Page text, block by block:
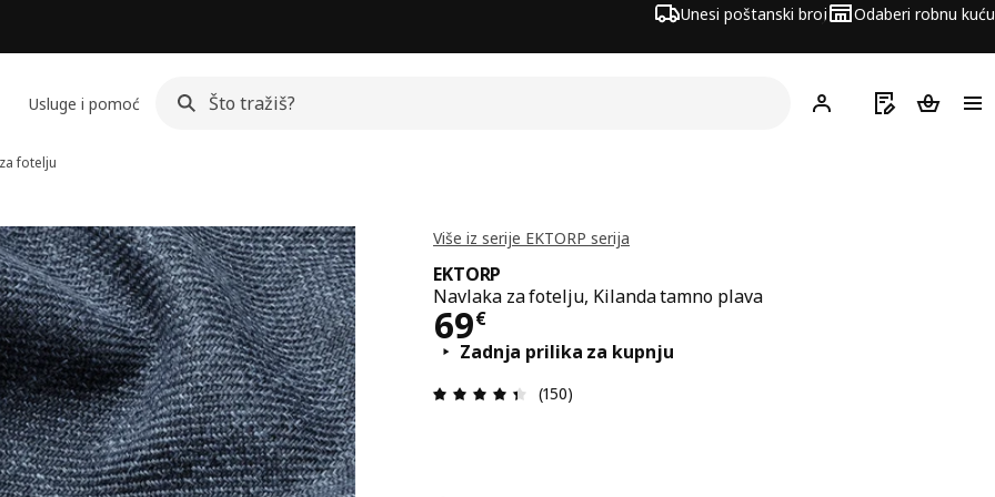
Unesi poštanski broj Odaberi robnu kuću
Usluge i pomoć Hej! Prijavi se
Popis zaKošarica
fotelju
Više iz serije EKTORP serija
EKTORP
Navlaka za fotelju, Kilanda tamno plava
69€
Cijena 69€
Zadnja prilika za kupnju
Ocjena i recenzija: 4.4 od 5 zvjezdica. Ukupno recenzija:
(150)